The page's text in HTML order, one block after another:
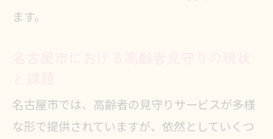
サービスの魅力
地域密着型の見守りサービスとは
ます。
名古屋市では、高齢者の見守りサービスが多様
な形で提供されていますが、依然としていくつ